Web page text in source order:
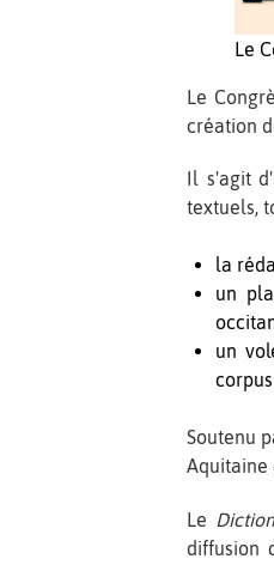
Le
Le
création
Il s'agit
textuels,
la
un
un
Soutenu
Aquitaine
Le
diffusion